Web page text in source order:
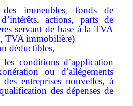
immeubles, fonds de
actions, parts de
servant de base à la TVA
TVA immobilière)
déductibles,
conditions d’application
ou d’allégements
entreprises nouvelles, à
des dépenses de